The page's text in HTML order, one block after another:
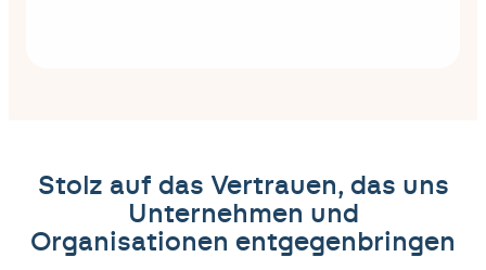
Stolz auf das Vertrauen, das uns
Unternehmen und
Organisationen entgegenbringen